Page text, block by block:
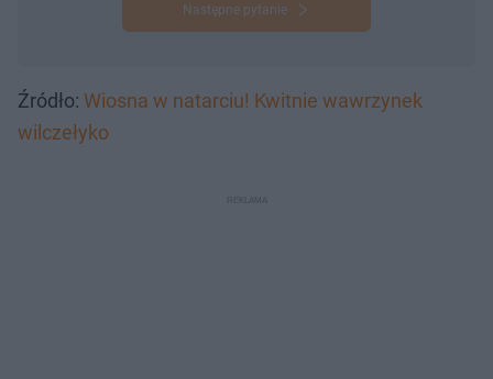
Następne pytanie
Źródło: Wiosna w natarciu! Kwitnie wawrzynek
wilczełyko